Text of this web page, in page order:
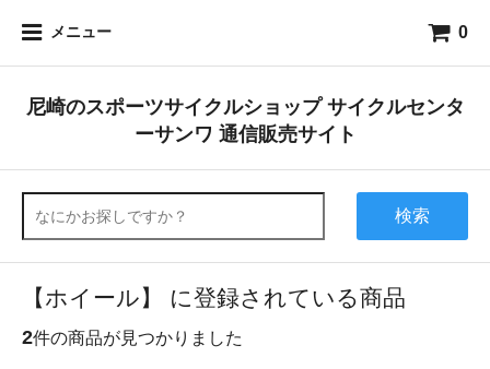
メニュー 0
尼崎のスポーツサイクルショップ サイクルセンタ
ーサンワ 通信販売サイト
検索
【ホイール】 に登録されている商品
2件の商品が見つかりました